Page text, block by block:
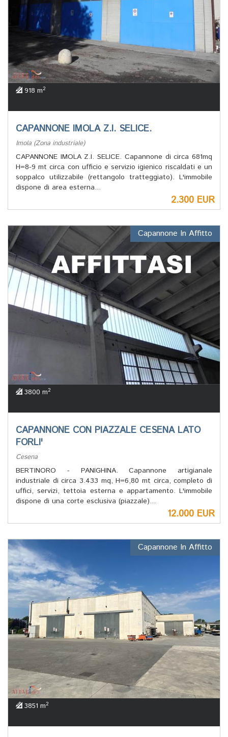
918 m2
CAPANNONE IMOLA Z.I. SELICE.
Imola (Zona industriale)
CAPANNONE IMOLA Z.I. SELICE. Capannone di circa 681mq
H=8-9 mt circa con ufficio e servizio igienico riscaldati e un
soppalco utilizzabile (rettangolo tratteggiato). L'immobile
dispone di area esterna...
2.300 EUR
Capannone In Affitto
3800 m2
CAPANNONE CON PIAZZALE CESENA LATO
FORLI'
Cesena
BERTINORO - PANIGHINA. Capannone artigianale
industriale di circa 3.433 mq, H=6,80 mt circa, completo di
uffici, servizi, tettoia esterna e appartamento. L'immobile
dispone di una corte esclusiva (piazzale)...
12.000 EUR
Capannone In Affitto
3851 m2